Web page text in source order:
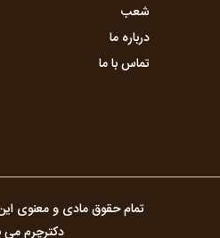
شعب
درباره ما
تماس با ما
تمام حقوق مادی و معنوی
دکترچرم می